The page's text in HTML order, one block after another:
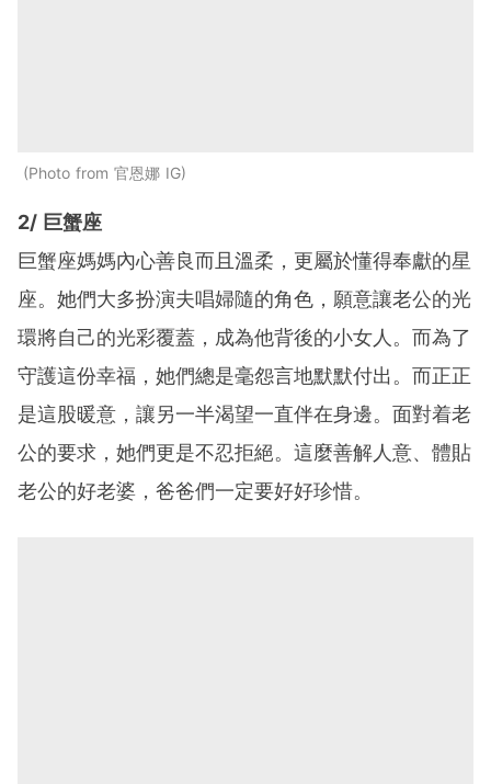
Photo from 官恩娜 IG
2/ 巨蟹座
巨蟹座媽媽內心善良而且溫柔，更屬於懂得奉獻的星
座。她們大多扮演夫唱婦隨的角色，願意讓老公的光
環將自己的光彩覆蓋，成為他背後的小女人。而為了
守護這份幸福，她們總是毫怨言地默默付出。而正正
是這股暖意，讓另一半渴望一直伴在身邊。面對着老
公的要求，她們更是不忍拒絕。這麼善解人意、體貼
老公的好老婆，爸爸們一定要好好珍惜。